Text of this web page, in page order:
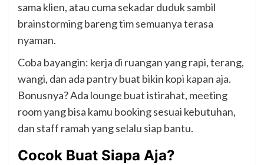
sama klien, atau cuma sekadar duduk sambil
brainstorming bareng tim semuanya terasa
nyaman.
Coba bayangin: kerja di ruangan yang rapi, terang,
wangi, dan ada pantry buat bikin kopi kapan aja.
Bonusnya? Ada lounge buat istirahat, meeting
room yang bisa kamu booking sesuai kebutuhan,
dan staff ramah yang selalu siap bantu.
Cocok Buat Siapa Aja?